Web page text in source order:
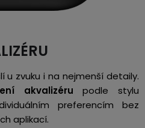
u zvuku i na nejmenší detaily.
akvalizéru podle stylu
preferencím bez
aplikací.